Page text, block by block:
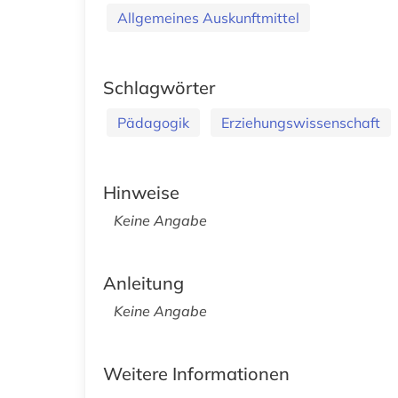
Allgemeines Auskunftmittel
Schlagwörter
Pädagogik Erziehungswissenschaft
Hinweise
Keine Angabe
Anleitung
Keine Angabe
Weitere Informationen